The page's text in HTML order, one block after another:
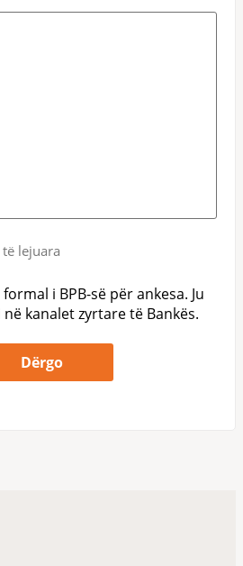
lejuara
i BPB-së për ankesa. Ju
kanalet zyrtare të Bankës.